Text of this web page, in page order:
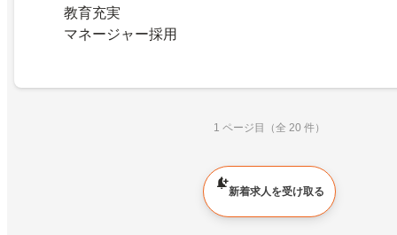
教育充実
マネージャー採用
1 ページ目（全 20 件）
新着求人を受け取る